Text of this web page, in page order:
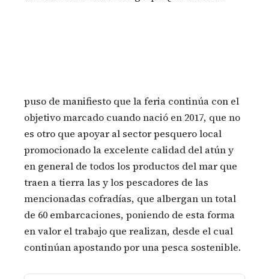
puso de manifiesto que la feria continúa con el
objetivo marcado cuando nació en 2017, que no
es otro que apoyar al sector pesquero local
promocionado la excelente calidad del atún y
en general de todos los productos del mar que
traen a tierra las y los pescadores de las
mencionadas cofradías, que albergan un total
de 60 embarcaciones, poniendo de esta forma
en valor el trabajo que realizan, desde el cual
continúan apostando por una pesca sostenible.